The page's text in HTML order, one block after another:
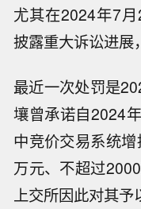
尤其在2024年7
披露重大诉讼进展
最近一次处罚是
壤曾承诺自2024
中竞价交易系统
万元、不超过
上交所因此对其予